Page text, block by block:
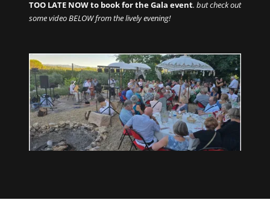
TOO LATE NOW to book for the Gala event. but check out
some video BELOW from the lively evening!